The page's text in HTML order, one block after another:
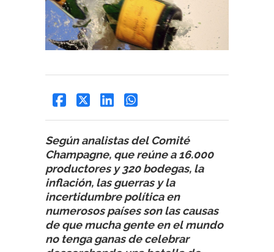
Según analistas del Comité
Champagne, que reúne a 16.000
productores y 320 bodegas, la
inflación, las guerras y la
incertidumbre política en
numerosos países son las causas
de que mucha gente en el mundo
no tenga ganas de celebrar